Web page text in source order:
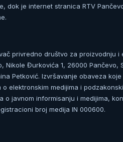
dok je internet stranica RTV
privredno društvo za proizvodnju
Nikole Đurkovića 1, 26000 Pančevo,
Petković. Izvršavanje obaveza
elektronskim medijima i
o javnom informisanju i medijima,
broj medija IN 000600.